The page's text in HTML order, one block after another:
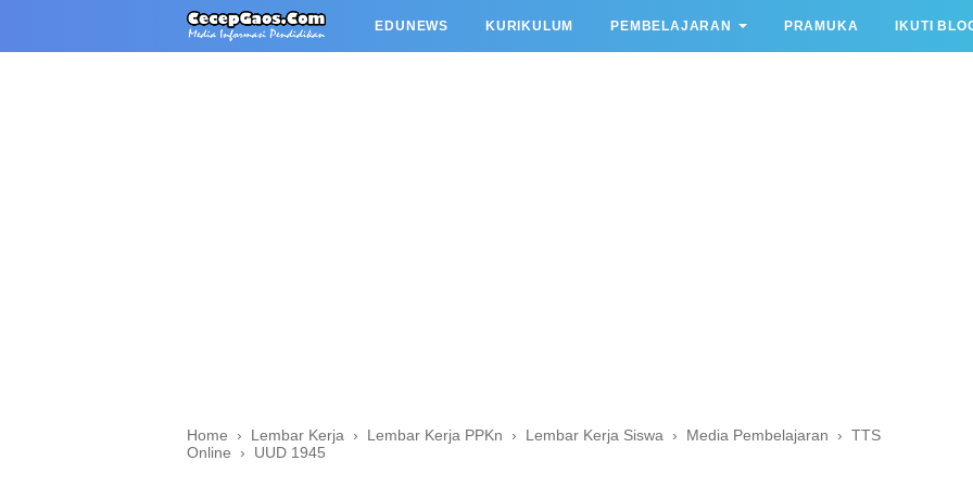
EDUNEWS KURIKULUM PEMBELAJARAN PRAMUKA IKUTI
Home › Lembar Kerja › Lembar Kerja PPKn › Lembar Kerja Siswa › Media Pembelajaran › TTS
Online
› UUD 1945